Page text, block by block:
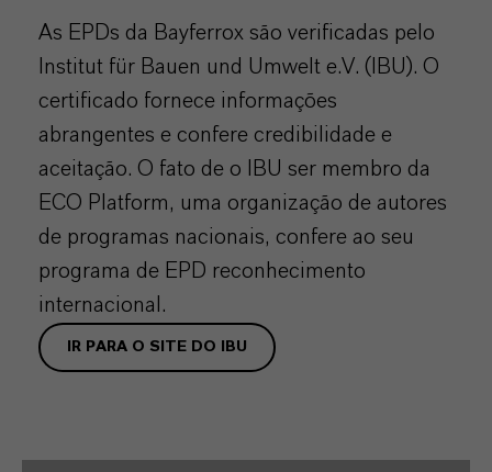
As EPDs da Bayferrox são verificadas pelo
Institut für Bauen und Umwelt e.V. (IBU). O
certificado fornece informações
abrangentes e confere credibilidade e
aceitação. O fato de o IBU ser membro da
ECO Platform, uma organização de autores
de programas nacionais, confere ao seu
programa de EPD reconhecimento
internacional.
IR PARA O SITE DO IBU